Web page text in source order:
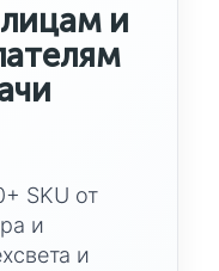
и
SKU от
и
и